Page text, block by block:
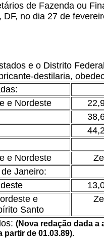
de Fazenda ou
no dia 27 de
e o Distrito
destilaria,
e Nordeste
e Nordeste
Janeiro:
e
Santo
(Nova redação dada a
partir de 01.03.89).